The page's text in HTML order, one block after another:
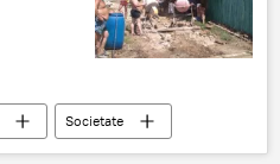
Societate
Reparație